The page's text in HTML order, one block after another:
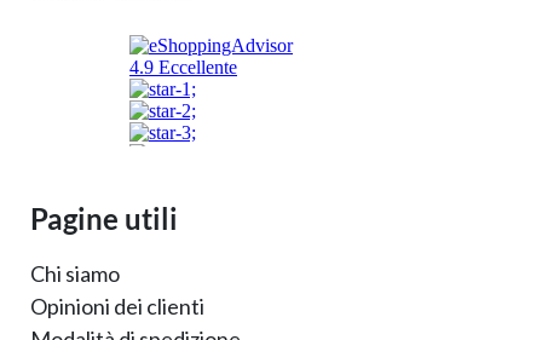
Pagine utili
Chi siamo
Opinioni dei clienti